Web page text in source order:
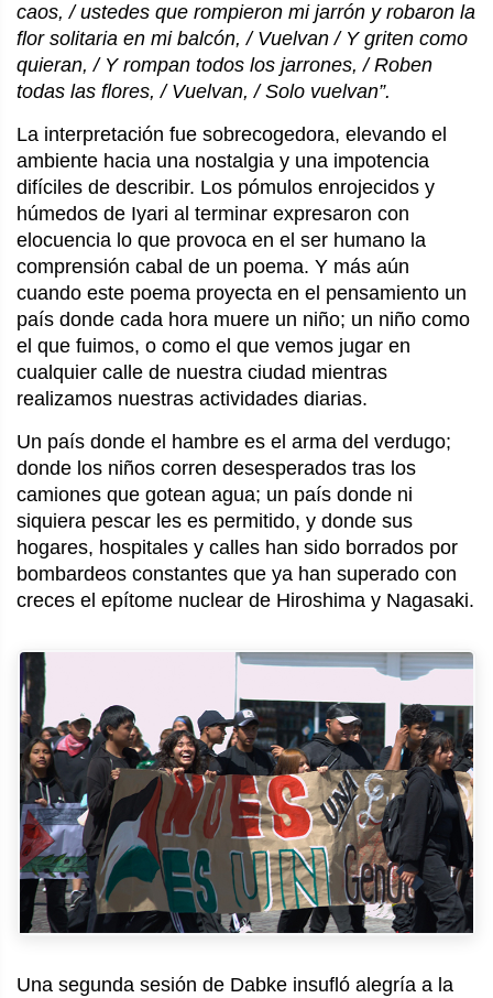
caos, / ustedes que rompieron mi jarrón y robaron la
flor solitaria en mi balcón, / Vuelvan / Y griten como
quieran, / Y rompan todos los jarrones, / Roben
todas las flores, / Vuelvan, / Solo vuelvan”.
La interpretación fue sobrecogedora, elevando el
ambiente hacia una nostalgia y una impotencia
difíciles de describir. Los pómulos enrojecidos y
húmedos de Iyari al terminar expresaron con
elocuencia lo que provoca en el ser humano la
comprensión cabal de un poema. Y más aún
cuando este poema proyecta en el pensamiento un
país donde cada hora muere un niño; un niño como
el que fuimos, o como el que vemos jugar en
cualquier calle de nuestra ciudad mientras
realizamos nuestras actividades diarias.
Un país donde el hambre es el arma del verdugo;
donde los niños corren desesperados tras los
camiones que gotean agua; un país donde ni
siquiera pescar les es permitido, y donde sus
hogares, hospitales y calles han sido borrados por
bombardeos constantes que ya han superado con
creces el epítome nuclear de Hiroshima y Nagasaki.
Una segunda sesión de Dabke insufló alegría a la